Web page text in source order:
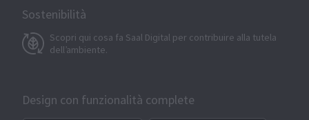
Sostenibilità
Scopri qui cosa fa Saal Digital per contribuire alla tutela
dell’ambiente.
Design con funzionalità complete